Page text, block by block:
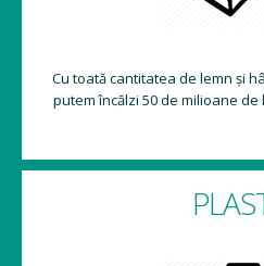
Cu toată cantitatea de lemn și
putem încălzi 50 de milioane